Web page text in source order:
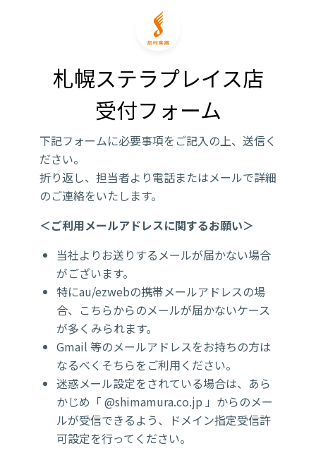
札幌ステラプレイス店
受付フォーム
下記フォームに必要事項をご記入の上、送信く
ださい。
折り返し、担当者より電話またはメールで詳細
のご連絡をいたします。
＜ご利用メールアドレスに関するお願い＞
当社よりお送りするメールが届かない場合
がございます。
特にau/ezwebの携帯メールアドレスの場
合、こちらからのメールが届かないケース
が多くみられます。
Gmail 等のメールアドレスをお持ちの方は
なるべくそちらをご利用ください。
迷惑メール設定をされている場合は、あら
かじめ「 @shimamura.co.jp 」からのメー
ルが受信できるよう、ドメイン指定受信許
可設定を行ってください。